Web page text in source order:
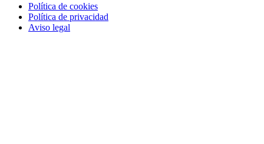
Política de cookies
Política de privacidad
Aviso legal